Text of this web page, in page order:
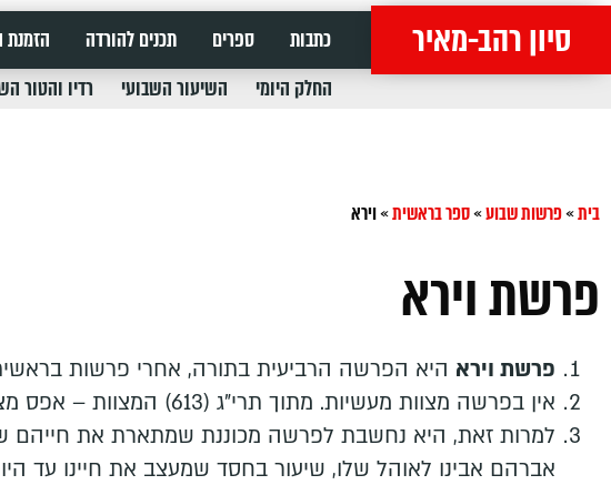
סיון רהב-מאיר כתבות ספרים תכנים להורדה
החלק היומי
השיעור השבועי רדיו והטור
בית»פרשות שבוע»ספר בראשית»וירא
פרשת וירא
פרשת וירא היא הפרשה הרביעית בתורה, אחרי פרשות
אין בפרשה מצוות מעשיות. מתוך תרי"ג (613) המצוות – אפס מצוות מופיעות בה.
למרות זאת, היא נחשבת לפרשה מכוננת שמתארת את
אברהם אבינו לאוהל שלו, שיעור בחסד שמעצב את חיינו עד